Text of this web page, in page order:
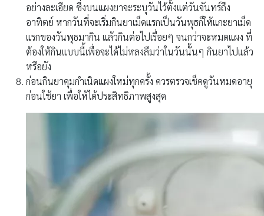
อย่างละเอียด ซึ่งบนแผงยาจะระบุวันไว้ตั้งแต่วันจันทร์ถึง
อาทิตย์ หากวันที่จะเริ่มกินยาเม็ดแรกเป็นวันพุธก็ให้แกะยาเม็ด
แรกของวันพุธมากิน แล้วกินต่อไปเรื่อยๆ จนกว่าจะหมดแผง ที่
ต้องให้กินแบบนี้เพื่อจะได้ไม่หลงลืมว่าในวันนั้นๆ กินยาไปแล้ว
หรือยัง
ก่อนกินยาคุมกำเนิดแผงใหม่ทุกครั้ง ควรตรวจเช็คดูวันหมดอายุ
ก่อนใช้ยา เพื่อให้ได้ประสิทธิภาพสูงสุด